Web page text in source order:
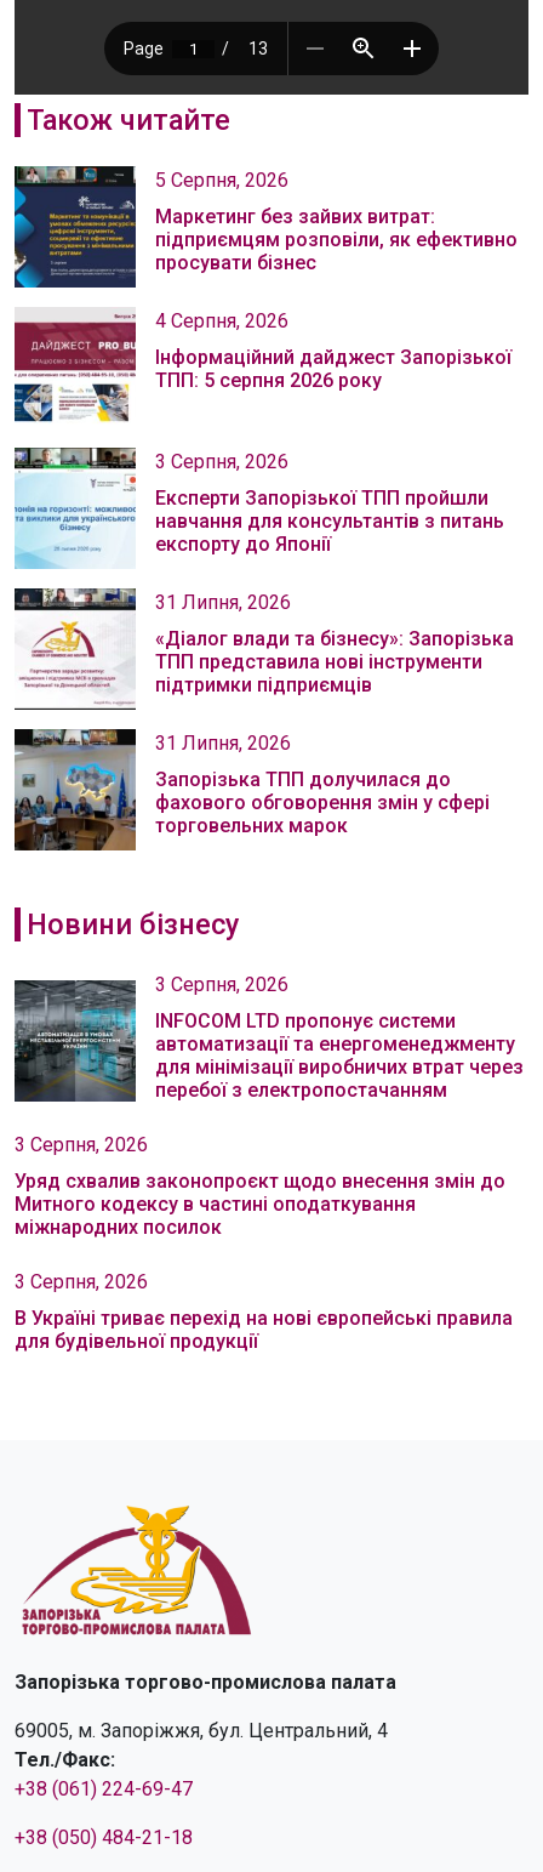
Також читайте
5 Серпня, 2026
Маркетинг без зайвих витрат:
підприємцям розповіли, як ефективно
просувати бізнес
4 Серпня, 2026
Інформаційний дайджест Запорізької
ТПП: 5 серпня 2026 року
3 Серпня, 2026
Експерти Запорізької ТПП пройшли
навчання для консультантів з питань
експорту до Японії
31 Липня, 2026
«Діалог влади та бізнесу»: Запорізька
ТПП представила нові інструменти
підтримки підприємців
31 Липня, 2026
Запорізька ТПП долучилася до
фахового обговорення змін у сфері
торговельних марок
Новини бізнесу
3 Серпня, 2026
INFOCOM LTD пропонує системи
автоматизації та енергоменеджменту
для мінімізації виробничих втрат через
перебої з електропостачанням
3 Серпня, 2026
Уряд схвалив законопроєкт щодо внесення змін до
Митного кодексу в частині оподаткування
міжнародних посилок
3 Серпня, 2026
В Україні триває перехід на нові європейські правила
для будівельної продукції
Запорізька торгово-промислова палата
69005, м. Запоріжжя, бул. Центральний, 4
Тел./Факс:
+38 (061) 224-69-47
+38 (050) 484-21-18